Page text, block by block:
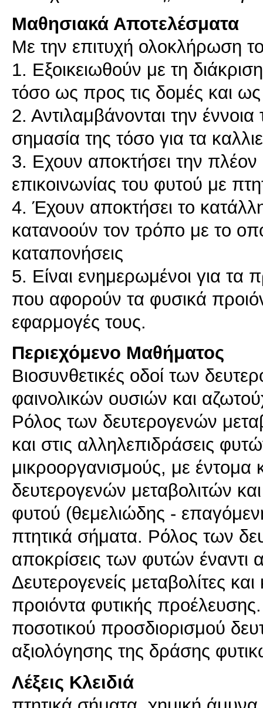
Μαθησιακά Αποτελέσματα
Με την επιτυχή ολοκλήρωση
1. Εξοικειωθούν με τη
τόσο ως προς τις δομές και
2. Αντιλαμβάνονται την
σημασία της τόσο για τα
3. Εχουν αποκτήσει την
επικοινωνίας του φυτού με
4. Έχουν αποκτήσει το
κατανοούν τον τρόπο με το
καταπονήσεις
5. Είναι ενημερωμένοι για τα
που αφορούν τα φυσικά
Περιεχόμενο Μαθήματος
Βιοσυνθετικές οδοί των
φαινολικών ουσιών και
Ρόλος των δευτερογενών
και στις αλληλεπιδράσεις
μικροοργανισμούς, με
δευτερογενών μεταβολιτών
φυτού (θεμελιώδης -
πτητικά σήματα. Ρόλος των
αποκρίσεις των φυτών έναντι
Δευτερογενείς μεταβολίτες
προιόντα φυτικής
ποσοτικού προσδιορισμού
αξιολόγησης της δράσης
Λέξεις Κλειδιά